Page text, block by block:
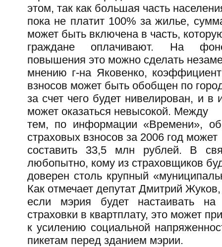
этом, так как большая часть
пока не платит 100% за жилье,
может быть включена в часть,
граждане оплачивают. На
повышения это можно сделать
мнению г-на Яковенко,
взносов может быть обобщен по
за счет чего будет нивелирован, и в
может оказаться невысокой. Между
тем, по информации «Времени»,
страховых взносов за 2006 год может
составить 33,5 млн рублей. В
любопытно, кому из страховщиков
доверен столь крупный
Как отмечает депутат Дмитрий Жуков,
если мэрия будет настаивать на
страховки в квартплату, это может
к усилению социальной
пикетам перед зданием мэрии.